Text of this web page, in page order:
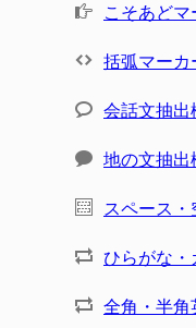
こそあどマ
括弧マーカ
会話文抽出
地の文抽出
スペース
ひらがな・
全角・半角